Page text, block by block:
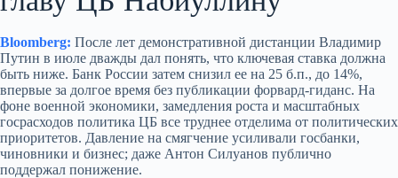
Bloomberg: После лет демонстративной дистанции Владимир
Путин в июле дважды дал понять, что ключевая ставка должна
быть ниже. Банк России затем снизил ее на 25 б.п., до 14%,
впервые за долгое время без публикации форвард-гиданс. На
фоне военной экономики, замедления роста и масштабных
госрасходов политика ЦБ все труднее отделима от политических
приоритетов. Давление на смягчение усиливали госбанки,
чиновники и бизнес; даже Антон Силуанов публично
поддержал понижение.